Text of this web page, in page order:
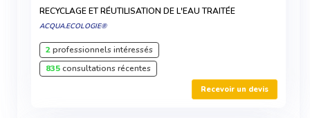
RECYCLAGE ET RÉUTILISATION DE L'EAU TRAITÉE
ACQUA.ECOLOGIE®
2professionnels intéressés
835consultations récentes
Recevoir un devis